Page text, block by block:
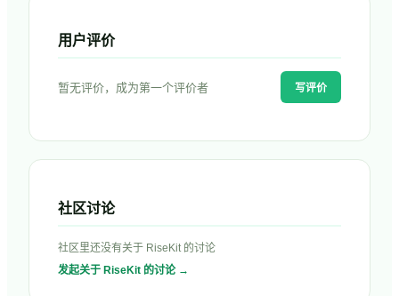
用户评价
暂无评价，成为第一个评价者 写评价
社区讨论
社区里还没有关于 RiseKit的讨论
发起关于 RiseKit 的讨论 →